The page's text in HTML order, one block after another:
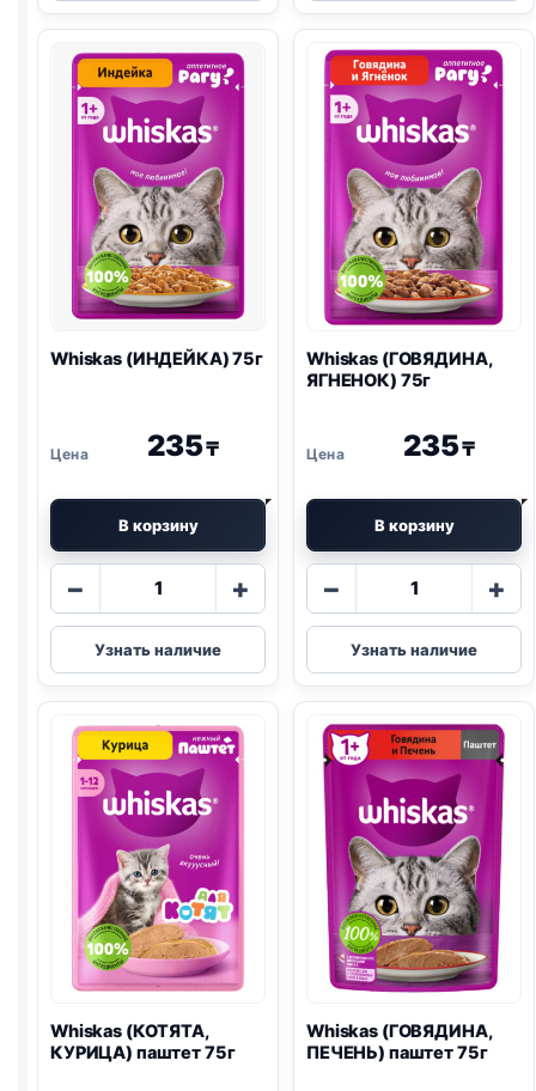
КУРИЦА)
паштет
Whiskas (ИНДЕЙКА) 75г
235₸
В корзину
−
Количество
Whiskas
(ИНДЕЙКА)
75г
+
Узнать наличие
Whiskas (ГОВЯДИНА,
ЯГНЕНОК) 75г
235₸
В корзину
−
Количество
Whiskas
(ГОВЯДИНА,
ЯГНЕНОК)
+
Узнать наличие
Whiskas (КОТЯТА,
КУРИЦА) паштет 75г
Whiskas (ГОВЯДИНА,
ПЕЧЕНЬ) паштет 75г